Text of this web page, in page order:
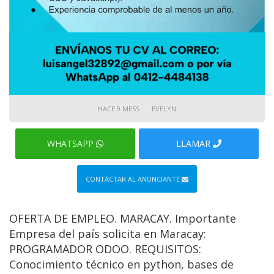
HACE 9 MESS EVELYN
WHATSAPP LLAMAR
CONTACTAR AL ANUNCIANTE
OFERTA DE EMPLEO. MARACAY. Importante
Empresa del país solicita en Maracay:
PROGRAMADOR ODOO. REQUISITOS:
Conocimiento técnico en python, bases de